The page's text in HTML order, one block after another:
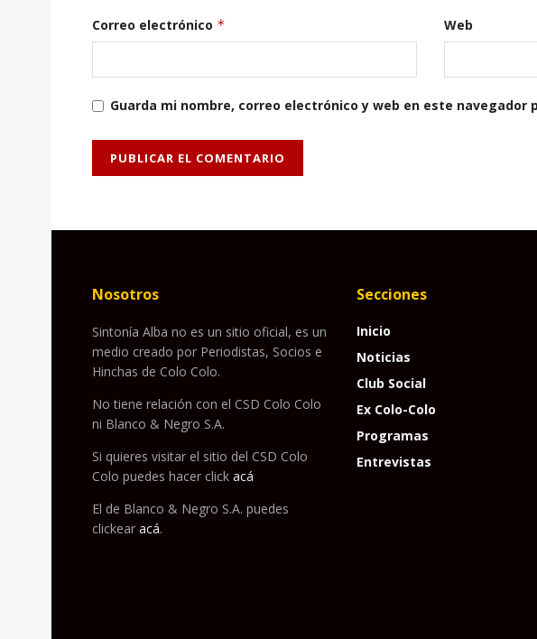
Correo electrónico * Web
Guarda mi nombre, correo electrónico y web en este navegador
Nosotros
Sintonía Alba no es un sitio oficial, es un
medio creado por Periodistas, Socios e
Hinchas de Colo Colo.
No tiene relación con el CSD Colo Colo
ni Blanco & Negro S.A.
Si quieres visitar el sitio del CSD Colo
Colo puedes hacer click acá
El de Blanco & Negro S.A. puedes
clickear acá.
Secciones
Inicio
Noticias
Club Social
Ex Colo-Colo
Programas
Entrevistas